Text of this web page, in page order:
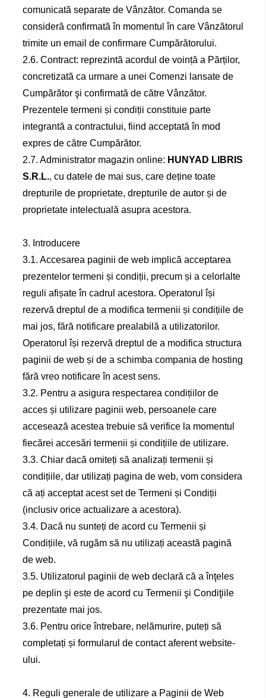
comunicată separate de Vânzător. Comanda se
consideră confirmată în momentul în care Vânzătorul
trimite un email de confirmare Cumpărătorului.
2.6. Contract: reprezintă acordul de voință a Părților,
concretizată ca urmare a unei Comenzi lansate de
Cumpărător şi confirmată de către Vânzător.
Prezentele termeni și condiții constituie parte
integrantă a contractului, fiind acceptată în mod
expres de către Cumpărător.
2.7. Administrator magazin online: HUNYAD LIBRIS
S.R.L., cu datele de mai sus, care deține toate
drepturile de proprietate, drepturile de autor și de
proprietate intelectuală asupra acestora.
3. Introducere
3.1. Accesarea paginii de web implică acceptarea
prezentelor termeni și condiții, precum și a celorlalte
reguli afișate în cadrul acestora. Operatorul își
rezervă dreptul de a modifica termenii și condițiile de
mai jos, fără notificare prealabilă a utilizatorilor.
Operatorul își rezervă dreptul de a modifica structura
paginii de web și de a schimba compania de hosting
fără vreo notificare în acest sens.
3.2. Pentru a asigura respectarea condițiilor de
acces și utilizare paginii web, persoanele care
accesează acestea trebuie să verifice la momentul
fiecărei accesări termenii și condițiile de utilizare.
3.3. Chiar dacă omiteți să analizați termenii și
condițiile, dar utilizați pagina de web, vom considera
că ați acceptat acest set de Termeni și Condiții
(inclusiv orice actualizare a acestora).
3.4. Dacă nu sunteți de acord cu Termenii și
Condițiile, vă rugăm să nu utilizați această pagină
de web.
3.5. Utilizatorul paginii de web declară că a înţeles
pe deplin şi este de acord cu Termenii şi Condiţiile
prezentate mai jos.
3.6. Pentru orice întrebare, nelămurire, puteți să
completați și formularul de contact aferent website-
ului.
4. Reguli generale de utilizare a Paginii de Web